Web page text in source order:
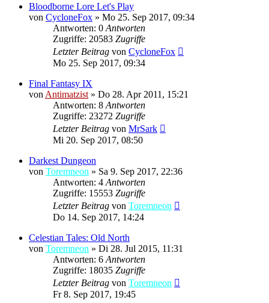
Bloodborne Lore Let's Play
von CycloneFox » Mo 25. Sep 2017, 09:34
Antworten: 0 Antworten
Zugriffe: 20583 Zugriffe
Letzter Beitrag von CycloneFox
Mo 25. Sep 2017, 09:34
Final Fantasy IX
von Antimatzist » Do 28. Apr 2011, 15:21
Antworten: 8 Antworten
Zugriffe: 23272 Zugriffe
Letzter Beitrag von MrSark
Mi 20. Sep 2017, 08:50
Darkest Dungeon
von Toremneon » Sa 9. Sep 2017, 22:36
Antworten: 4 Antworten
Zugriffe: 15553 Zugriffe
Letzter Beitrag von Toremneon
Do 14. Sep 2017, 14:24
Celestian Tales: Old North
von Toremneon » Di 28. Jul 2015, 11:31
Antworten: 6 Antworten
Zugriffe: 18035 Zugriffe
Letzter Beitrag von Toremneon
Fr 8. Sep 2017, 19:45